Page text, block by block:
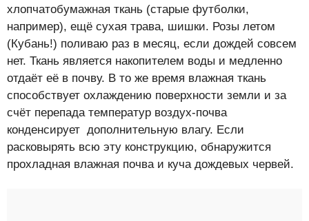
хлопчатобумажная ткань (старые футболки,
например), ещё сухая трава, шишки. Розы летом
(Кубань!) поливаю раз в месяц, если дождей совсем
нет. Ткань является накопителем воды и медленно
отдаёт её в почву. В то же время влажная ткань
способствует охлаждению поверхности земли и за
счёт перепада температур воздух-почва
конденсирует дополнительную влагу. Если
расковырять всю эту конструкцию, обнаружится
прохладная влажная почва и куча дождевых червей.